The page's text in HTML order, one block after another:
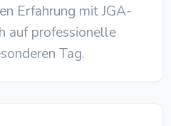
Erfahrung mit JGA-
auf professionelle
Tag.